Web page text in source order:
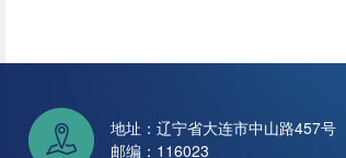
地址：辽宁省大连市中山路457号
邮编：116023